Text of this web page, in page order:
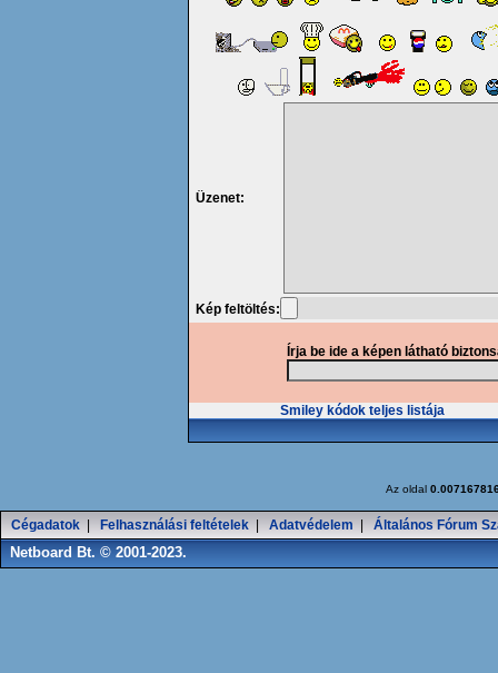
Üzenet:
Kép feltöltés:
Írja be ide a képen látható
Smiley kódok teljes listája
Az oldal
Cégadatok Felhasználási feltételek Adatvédelem Általános Fórum
Netboard Bt. © 2001-2023.